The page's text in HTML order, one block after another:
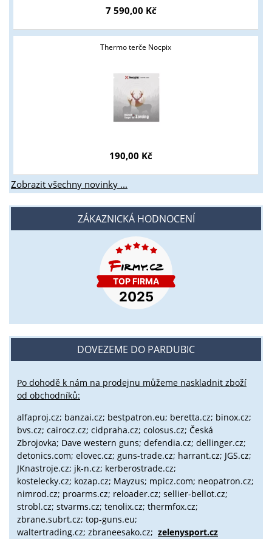
7 590,00 Kč
Thermo terče Nocpix
190,00 Kč
Zobrazit všechny novinky ...
ZÁKAZNICKÁ HODNOCENÍ
DOVEZEME DO PARDUBIC
Po dohodě k nám na prodejnu můžeme naskladnit zboží
od obchodníků:
alfaproj.cz; banzai.cz; bestpatron.eu; beretta.cz; binox.cz;
bvs.cz; cairocz.cz; cidpraha.cz; colosus.cz; Česká
Zbrojovka; Dave western guns; defendia.cz; dellinger.cz;
detonics.com; elovec.cz; guns-trade.cz; harrant.cz; JGS.cz;
JKnastroje.cz; jk-n.cz; kerberostrade.cz;
kostelecky.cz; kozap.cz; Mayzus; mpicz.com; neopatron.cz;
nimrod.cz; proarms.cz; reloader.cz; sellier-bellot.cz;
strobl.cz; stvarms.cz; tenolix.cz; thermfox.cz;
zbrane.subrt.cz; top-guns.eu;
waltertrading.cz; zbraneesako.cz; zelenysport.cz